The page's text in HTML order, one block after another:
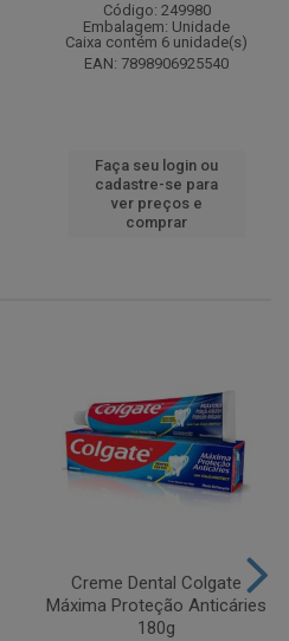
Código: 249980
Embalagem: Unidade
Caixa contém 6 unidade(s)
EAN: 7898906925540
Faça seu login ou
cadastre-se para
ver preços e
comprar
Creme Dental Colgate
Máxima Proteção Anticáries
180g